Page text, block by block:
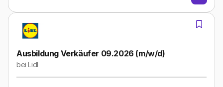
Ausbildung Verkäufer 09.2026 (m/w/d)
beiLidl